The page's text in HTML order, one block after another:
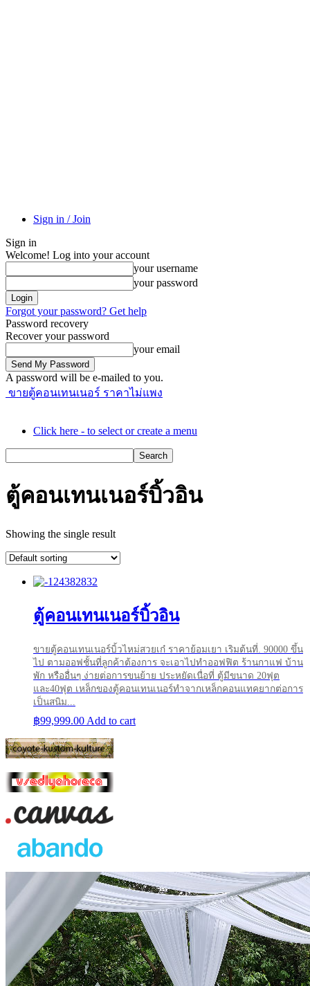
Sign in / Join
Sign in
Welcome! Log into your account
your username
your password
Forgot your password? Get help
Password recovery
Recover your password
your email
A password will be e-mailed to you.
ขายตู้คอนเทนเนอร์ ราคาไม่แพง
Click here - to select or create a menu
ตู้คอนเทนเนอร์บิ้วอิน
Showing the single result
ตู้คอนเทนเนอร์บิ้วอิน
ขายตู้คอนเทนเนอร์บิ้วไหม่สวยเก๋ ราคาย้อมเยา เริมต้นที่. 90000 ขึ้น
ไป ตามออฟชั้นที่ลูกค้าต้องการ จะเอาไปทำออฟฟิต ร้านกาแฟ บ้าน
พัก หรืออื่นๆ ง่ายต่อการขนย้าย ประหยัดเนื่อที่ ตู้มีขนาด 20ฟุต
และ40ฟุต เหล็กของตู้คอนเทนเนอร์ทำจากเหล็กคอนแทคยากต่อการ
เป็นสนิม...
฿99,999.00 Add to cart